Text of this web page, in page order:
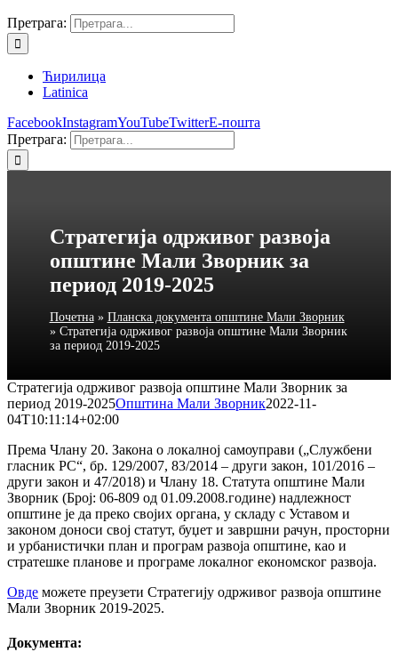
Претрага:
Ћирилица
Latinica
FacebookInstagramYouTubeTwitterЕ-пошта
Претрага:
Стратегија одрживог развоја
општине Мали Зворник за
период 2019-2025
Почетна» Планска документа општине Мали Зворник
» Стратегија одрживог развоја општине Мали Зворник
за период 2019-2025
Стратегија одрживог развоја општине Мали Зворник за
период 2019-2025Општина Мали Зворник2022-11-
04T10:11:14+02:00
Према Члану 20. Закона о локалној самоуправи („Службени
гласник РС“, бр. 129/2007, 83/2014 – други закон, 101/2016 –
други закон и 47/2018) и Члану 18. Статута општине Мали
Зворник (Број: 06-809 од 01.09.2008.године) надлежност
општине је да преко својих органа, у складу с Уставом и
законом доноси свој статут, буџет и завршни рачун, просторни
и урбанистички план и програм развоја општине, као и
стратешке планове и програме локалног економског развоја.
Овде можете преузети Стратегију одрживог развоја општине
Мали Зворник 2019-2025.
Документа: